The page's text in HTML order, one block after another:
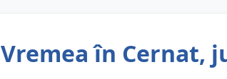
Vremea în Cernat,